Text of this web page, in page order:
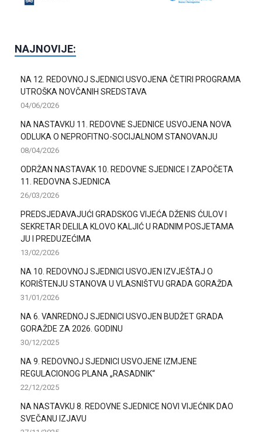
NAJNOVIJE:
NA 12. REDOVNOJ SJEDNICI USVOJENA ČETIRI PROGRAMA
UTROŠKA NOVČANIH SREDSTAVA
04/06/2026
NA NASTAVKU 11. REDOVNE SJEDNICE USVOJENA NOVA
ODLUKA O NEPROFITNO-SOCIJALNOM STANOVANJU
08/04/2026
ODRŽAN NASTAVAK 10. REDOVNE SJEDNICE I ZAPOČETA
11. REDOVNA SJEDNICA
26/03/2026
PREDSJEDAVAJUĆI GRADSKOG VIJEĆA DŽENIS ĆULOV I
SEKRETAR DELILA KLOVO KALJIĆ U RADNIM POSJETAMA
JU I PREDUZEĆIMA
13/02/2026
NA 10. REDOVNOJ SJEDNICI USVOJEN IZVJEŠTAJ O
KORIŠTENJU STANOVA U VLASNIŠTVU GRADA GORAŽDA
31/01/2026
NA 6. VANREDNOJ SJEDNICI USVOJEN BUDŽET GRADA
GORAŽDE ZA 2026. GODINU
30/12/2025
NA 9. REDOVNOJ SJEDNICI USVOJENE IZMJENE
REGULACIONOG PLANA „RASADNIK“
22/12/2025
NA NASTAVKU 8. REDOVNE SJEDNICE NOVI VIJEĆNIK DAO
SVEČANU IZJAVU